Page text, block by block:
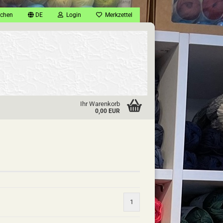
DE Login Merkzettel
Ihr Warenkorb
0,00 EUR
1